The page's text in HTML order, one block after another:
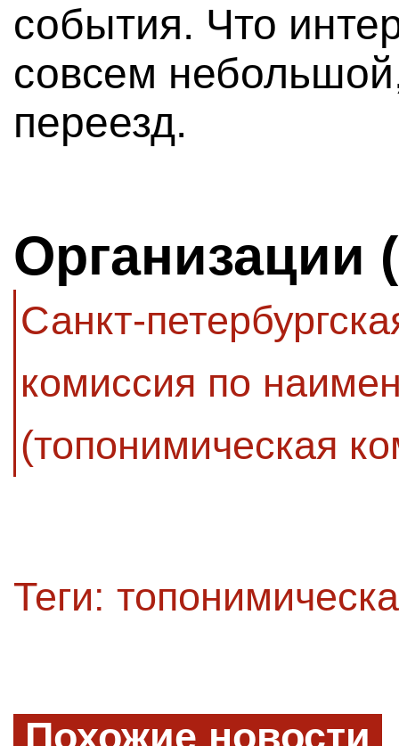
события. Что
совсем
переезд.
Организации
Санкт-
комиссия по
(топонимическая
Теги:
Похожие новости